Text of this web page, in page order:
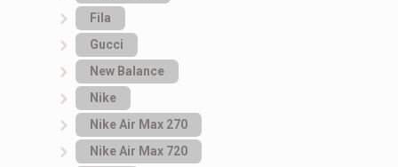
Fila
Gucci
New Balance
Nike
Nike Air Max 270
Nike Air Max 720